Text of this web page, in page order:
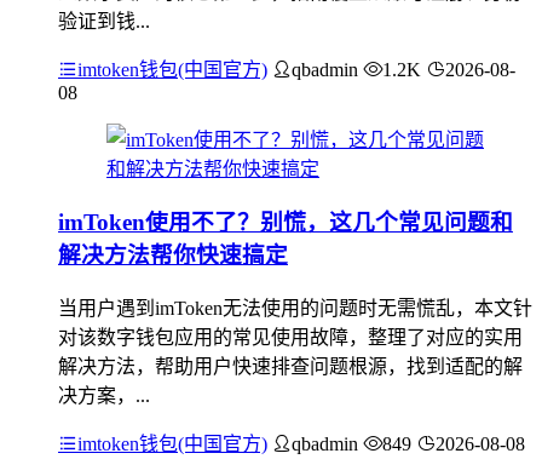
验证到钱...
imtoken钱包(中国官方) qbadmin 1.2K
2026-08-
08
imToken使用不了？别慌，这几个常见问题和
解决方法帮你快速搞定
当用户遇到imToken无法使用的问题时无需慌乱，本文针
对该数字钱包应用的常见使用故障，整理了对应的实用
解决方法，帮助用户快速排查问题根源，找到适配的解
决方案，...
imtoken钱包(中国官方) qbadmin 849 2026-08-08